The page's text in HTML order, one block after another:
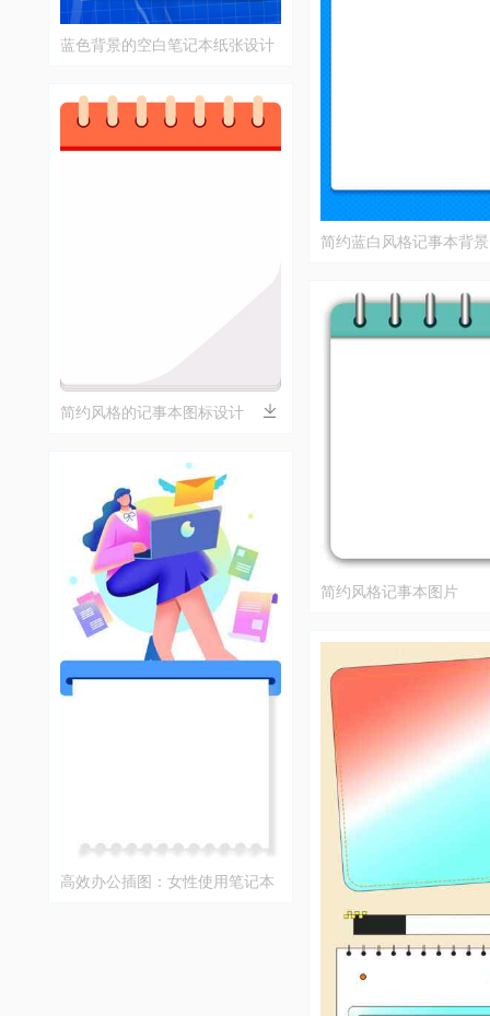
蓝色背景的空白笔记本纸张设计
简约风格的记事本图标设计
高效办公插图：女性使用笔记本
简约蓝白风格记事本背
简约风格记事本图片